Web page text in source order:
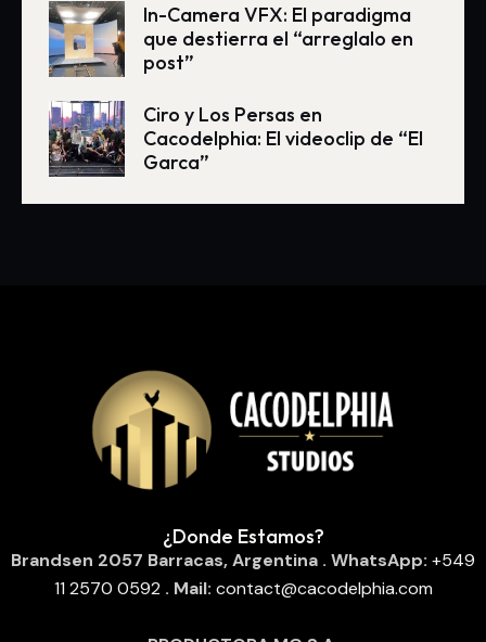
In-Camera VFX: El paradigma
que destierra el “arreglalo en
post”
Ciro y Los Persas en
Cacodelphia: El videoclip de “El
Garca”
¿Donde Estamos?
Brandsen 2057 Barracas, Argentina . WhatsApp: +549
11 2570 0592‬ . Mail: contact@cacodelphia.com